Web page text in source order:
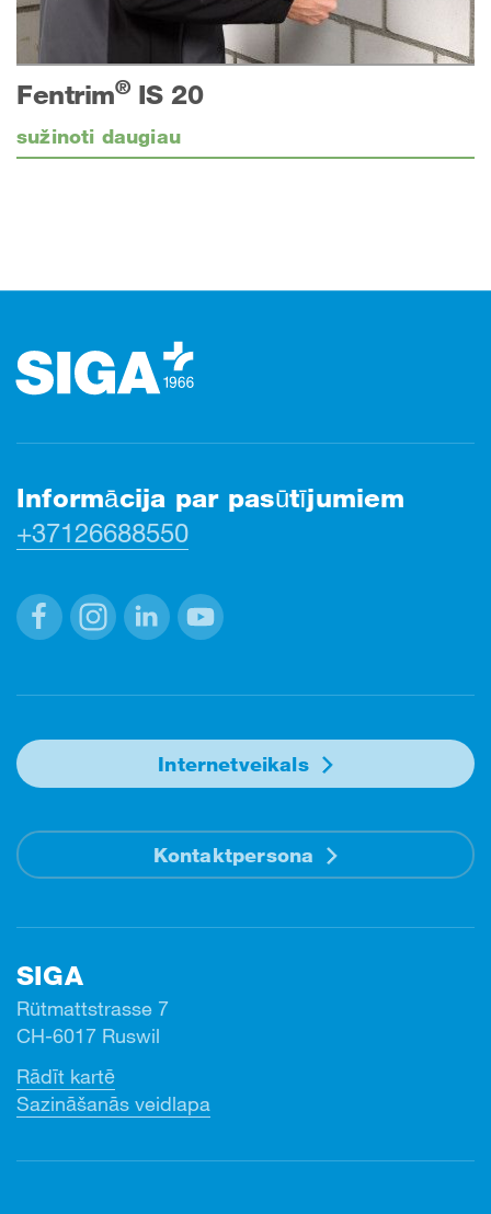
Fentrim®IS 20
sužinoti daugiau
Informācija par pasūtījumiem
+37126688550
Internetveikals
Kontaktpersona
SIGA
Rütmattstrasse 7
CH-6017 Ruswil
Rādīt kartē
Sazināšanās veidlapa